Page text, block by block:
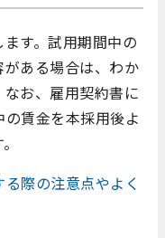
す。試用期間中の
ある場合は、わか
お、雇用契約書に
賃金を本採用後よ
際の注意点やよく